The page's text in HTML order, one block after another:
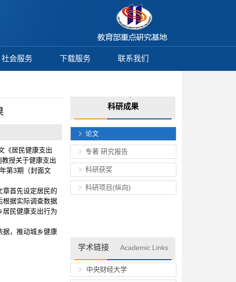
社会服务 下载服务 联系我们
《居民健康支出
授关于健康支出
第3期（封面文
章首先设定居民的
根据实际调查数据
居民健康支出行为
据，推动城乡健康
科研成果
论文
专著 研究报告
科研获奖
科研项目(纵向)
学术链接 Academic Links
中央财经大学